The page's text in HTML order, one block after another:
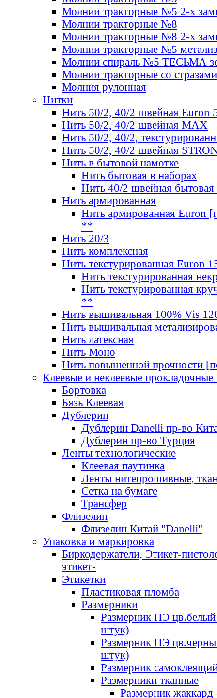
Молнии тракторные №5 2-х
Молнии тракторные №8
Молнии тракторные №8 2-х
Молнии тракторные №5
Молнии спираль №5 ТЕСЬМА
Молнии тракторные со стразами
Молния рулонная
Нитки
Нить 50/2, 40/2 швейная Euron
Нить 50/2, 40/2 швейная МАХ
Нить 50/2, 40/2,
Нить 50/2, 40/2 швейная
Нить в бытовой намотке
Нить бытовая в наборах
Нить 40/2 швейная бытовая
Нить армированная
Нить армированная Euron
**
Нить 20/3
Нить комплексная
Нить текстурированная Euron
Нить текстурированная
Нить текстурированная
**
Нить вышивальная 100% Vis
Нить вышивальная
Нить латексная
Нить Моно
Нить повышенной прочности
Клеевые и неклеевые прокладочные
Бортовка
Бязь Клеевая
Дублерин
Дублерин Danelli пр-во
Дублерин пр-во Турция
Ленты технологические
Клеевая паутинка
Ленты нитепрошивные,
Сетка на бумаге
Трансфер
Флизелин
Флизелин Китай "Danelli"
Упаковка и маркировка
Биркодержатели, Этикет-
этикет-
Этикетки
Пластиковая пломба
Размерники
Размерник ПЭ цв.белый
штук)
Размерник ПЭ
штук)
Размерник
Размерники тканные
Размерник